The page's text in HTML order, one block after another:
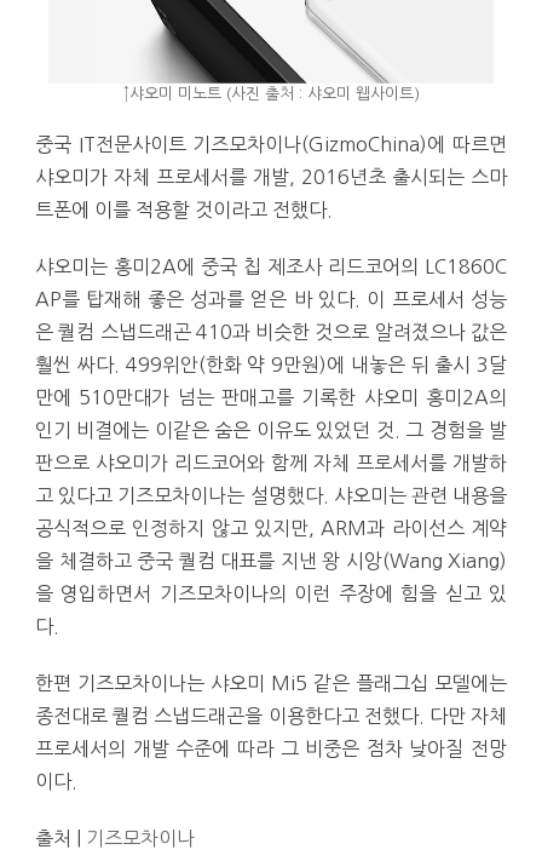
↑샤오미 미노트 (사진 출처 : 샤오미 웹사이트)
중국 IT전문사이트 기즈모차이나(GizmoChina)에 따르면
샤오미가 자체 프로세서를 개발, 2016년초 출시되는 스마
트폰에 이를 적용할 것이라고 전했다.
샤오미는 홍미2A에 중국 칩 제조사 리드코어의 LC1860C
AP를 탑재해 좋은 성과를 얻은 바 있다. 이 프로세서 성능
은 퀄컴 스냅드래곤 410과 비슷한 것으로 알려졌으나 값은
훨씬 싸다. 499위안(한화 약 9만원)에 내놓은 뒤 출시 3달
만에 510만대가 넘는 판매고를 기록한 샤오미 홍미2A의
인기 비결에는 이같은 숨은 이유도 있었던 것. 그 경험을 발
판으로 샤오미가 리드코어와 함께 자체 프로세서를 개발하
고 있다고 기즈모차이나는 설명했다. 샤오미는 관련 내용을
공식적으로 인정하지 않고 있지만, ARM과 라이선스 계약
을 체결하고 중국 퀄컴 대표를 지낸 왕 시앙(Wang Xiang)
을 영입하면서 기즈모차이나의 이런 주장에 힘을 싣고 있
다.
한편 기즈모차이나는 샤오미 Mi5 같은 플래그십 모델에는
종전대로 퀄컴 스냅드래곤을 이용한다고 전했다. 다만 자체
프로세서의 개발 수준에 따라 그 비중은 점차 낮아질 전망
이다.
출처 | 기즈모차이나